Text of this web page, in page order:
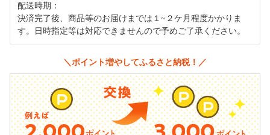
配送時期：
決済完了後、商品等のお届けまでは１~２ケ月程度かかりま
す。日時指定等は対応できませんので予めご了承ください。
＼ポイント増やしてふるさと納税！／